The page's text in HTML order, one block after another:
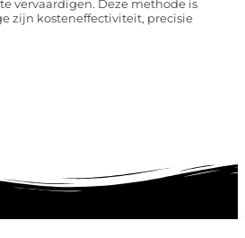
vervaardigen. Deze methode is
zijn kosteneffectiviteit, precisie